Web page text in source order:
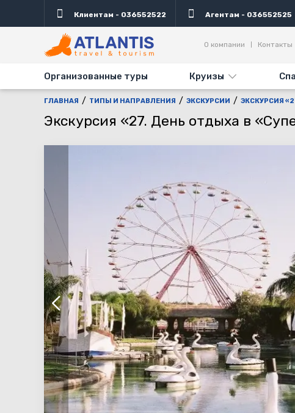
Клиентам - 036552522 Агентам - 036552525
Организованные туры Круизы Спа
О компании Контакты
ГЛАВНАЯ ТИПЫ И НАПРАВЛЕНИЯ ЭКСКУРСИИ ЭКСКУРСИЯ
Экскурсия «27. День отдыха в
Описание Важно Дни выезда Информация